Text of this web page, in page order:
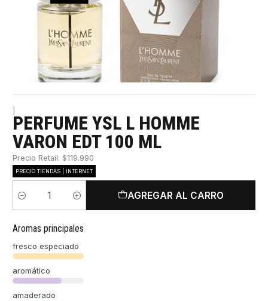
PERFUME YSL L HOMME
VARON EDT 100 ML
Precio Retail: $119.990
PRECIO TIENDAS | INTERNET
Cantidad
AGREGAR AL CARRO
Aromas principales
fresco especiado
aromático
amaderado